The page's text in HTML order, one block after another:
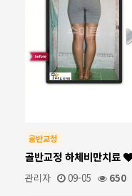
골반교정
골반교정 하체비만치료
관리자 09-05 650